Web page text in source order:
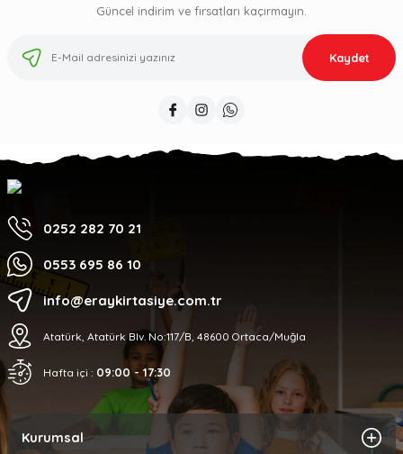
Güncel indirim ve fırsatları kaçırmayın.
Kaydet
0252 282 70 21
0553 695 86 10
info@eraykirtasiye.com.tr
Atatürk, Atatürk Blv. No:117/B, 48600 Ortaca/Muğla
Hafta içi : 09:00 - 17:30
Kurumsal